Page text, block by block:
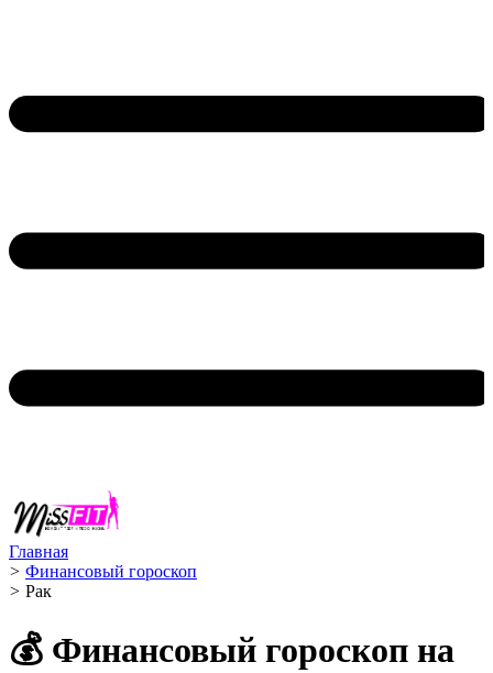
Главная
> Финансовый гороскоп
> Рак ️
💰 Финансовый гороскоп на